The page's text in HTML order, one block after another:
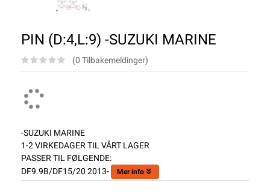
PIN (D:4,L:9) -SUZUKI MARINE
(0 Tilbakemeldinger)
-SUZUKI MARINE
1-2 VIRKEDAGER TIL VÅRT LAGER
PASSER TIL FØLGENDE:
DF9.9B/DF15/20 2013-
Mer info